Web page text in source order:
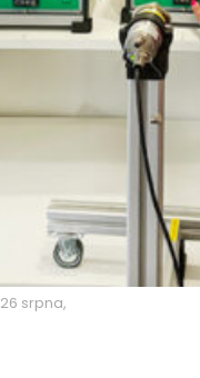
26 srpna,